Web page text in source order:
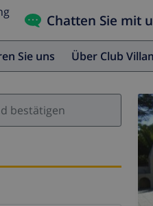
Chatten Sie mit
Sie uns Über Club
bestätigen